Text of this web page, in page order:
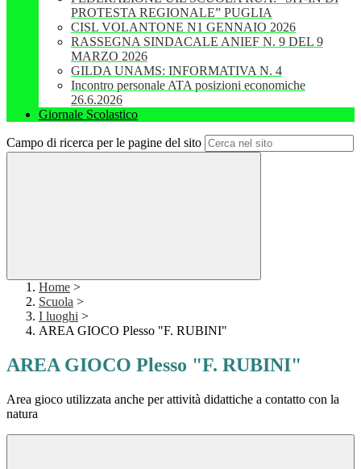
PROTESTA REGIONALE” PUGLIA
CISL VOLANTONE N1 GENNAIO 2026
RASSEGNA SINDACALE ANIEF N. 9 DEL 9
MARZO 2026
GILDA UNAMS: INFORMATIVA N. 4
Incontro personale ATA posizioni economiche
26.6.2026
Giornale Scolastico
Campo di ricerca per le pagine del sito
Home >
Scuola >
I luoghi >
AREA GIOCO Plesso "F. RUBINI"
AREA GIOCO Plesso "F. RUBINI"
Area gioco utilizzata anche per attività didattiche a contatto con la
natura